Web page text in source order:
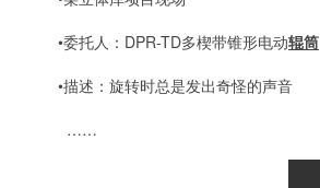
•委托人：DPR-TD多楔带锥形电动辊筒
•描述：旋转时总是发出奇怪的声音
……